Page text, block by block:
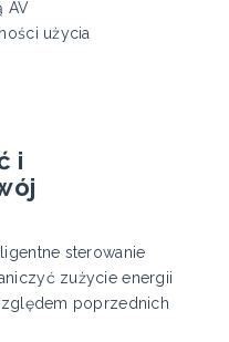
AV
użycia
i
sterowanie
zużycie energii
poprzednich